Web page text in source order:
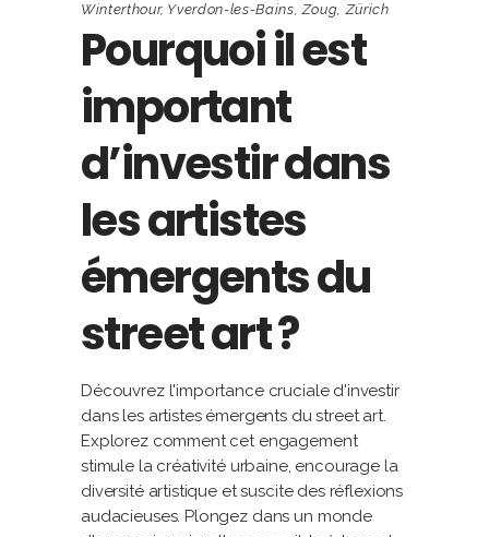
Winterthour, Yverdon-les-Bains,Zoug,Zürich
Pourquoi il est
important
d’investir dans
les artistes
émergents du
street art ?
Découvrez l'importance cruciale d'investir
dans les artistes émergents du street art.
Explorez comment cet engagement
stimule la créativité urbaine, encourage la
diversité artistique et suscite des réflexions
audacieuses. Plongez dans un monde